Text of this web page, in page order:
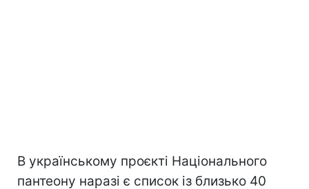
В українському проєкті Національного
пантеону наразі є список із близько 40